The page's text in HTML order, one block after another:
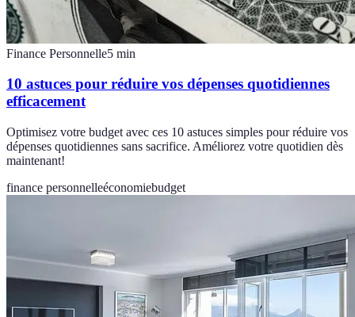
Finance Personnelle5 min
10 astuces pour réduire vos dépenses quotidiennes
efficacement
Optimisez votre budget avec ces 10 astuces simples pour réduire vos
dépenses quotidiennes sans sacrifice. Améliorez votre quotidien dès
maintenant!
finance personnelleéconomiebudget